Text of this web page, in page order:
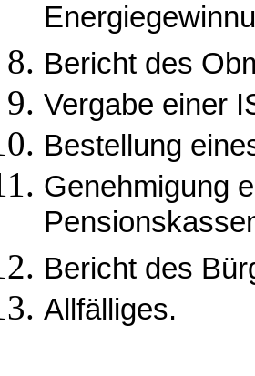
Bericht des
Vergabe einer
Bestellung
Genehmigung
Bericht des
Allfälliges.